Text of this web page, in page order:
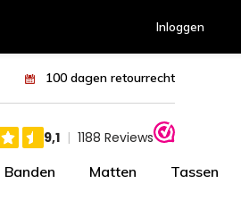
Inloggen
100 dagen retourrecht
Banden Matten Tassen